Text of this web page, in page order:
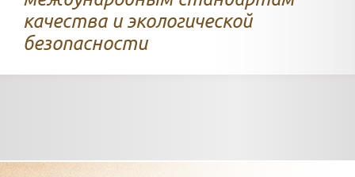
качества и экологической
безопасности